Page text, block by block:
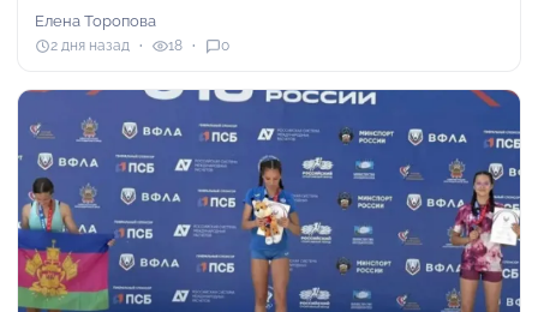
Елена Торопова
2 дня назад 18 0